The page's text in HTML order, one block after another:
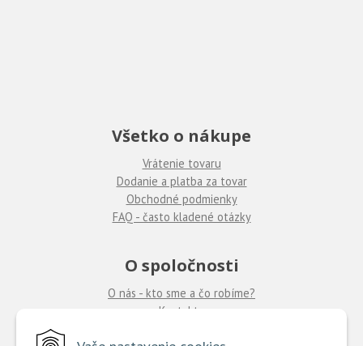
Všetko o nákupe
Vrátenie tovaru
Dodanie a platba za tovar
Obchodné podmienky
FAQ - často kladené otázky
O spoločnosti
O nás - kto sme a čo robíme?
Kontakty